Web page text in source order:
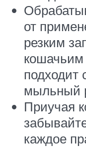
от
резким
кошачьим
подходит
мыльный
Приучая
каждое